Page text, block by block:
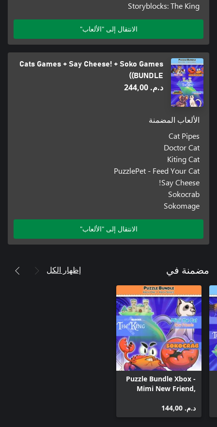
Storyblocks: The King
الانتقال إلى "الألعاب"
Cats Games + Say Cheese! + Soko Games
(BUNDLE)
د.م.‏ 244,00
الألعاب المضمنة
Cat Pipes
Doctor Cat
Kiting Cat
PuzzlePet - Feed Your Cat
Say Cheese!
Sokocrab
Sokomage
الانتقال إلى "الألعاب"
مضمنة في إظهار الكل
Puzzle Bundle Xbox -
Mimi New Friend,
StoryBlocks
د.م.‏ 144,00